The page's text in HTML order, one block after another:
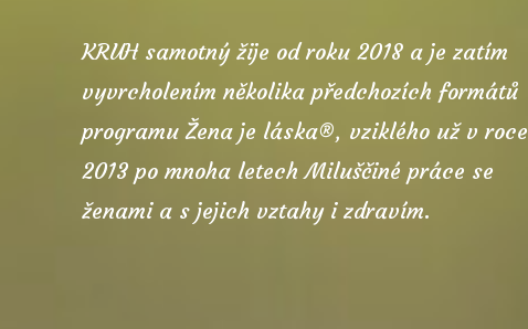
KRUH samotný žije od roku 2018 a je zatím
vyvrcholením několika předchozích formátů
programu Žena je láska®, vziklého už v roce
2013 po mnoha letech Miluščiné práce se
ženami a s jejich vztahy i zdravím.